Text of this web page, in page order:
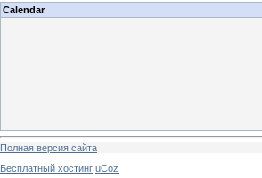
Calendar
Полная версия сайта
Бесплатный хостинг uCoz